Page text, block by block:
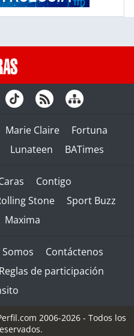
Marie Claire
Fortuna
Lunateen BATimes
Contigo
Stone
Sport Buzz
Maxima
Contáctenos
Reglas de participación
2006-2026 - Todos los